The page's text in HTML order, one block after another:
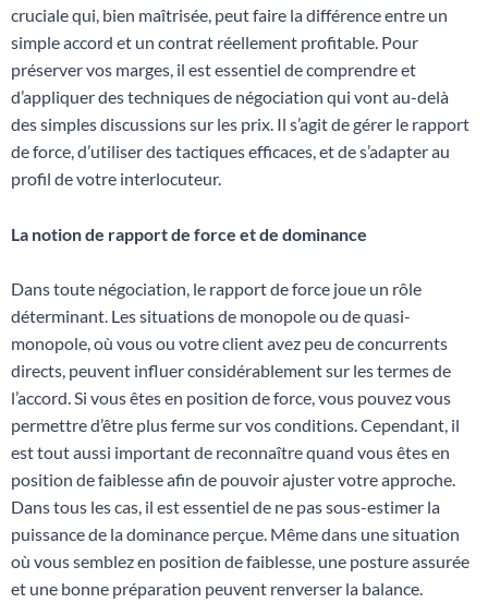
cruciale qui, bien maîtrisée, peut faire la différence entre un
simple accord et un contrat réellement profitable. Pour
préserver vos marges, il est essentiel de comprendre et
d’appliquer des techniques de négociation qui vont au-delà
des simples discussions sur les prix. Il s’agit de gérer le rapport
de force, d’utiliser des tactiques efficaces, et de s’adapter au
profil de votre interlocuteur.
La notion de rapport de force et de dominance
Dans toute négociation, le rapport de force joue un rôle
déterminant. Les situations de monopole ou de quasi-
monopole, où vous ou votre client avez peu de concurrents
directs, peuvent influer considérablement sur les termes de
l’accord. Si vous êtes en position de force, vous pouvez vous
permettre d’être plus ferme sur vos conditions. Cependant, il
est tout aussi important de reconnaître quand vous êtes en
position de faiblesse afin de pouvoir ajuster votre approche.
Dans tous les cas, il est essentiel de ne pas sous-estimer la
puissance de la dominance perçue. Même dans une situation
où vous semblez en position de faiblesse, une posture assurée
et une bonne préparation peuvent renverser la balance.